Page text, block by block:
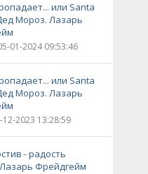
или Santa
Мороз. Лазарь
01-2024 09:53:46
или Santa
Мороз. Лазарь
12-2023 13:28:59
- радость
Фрейдгейм